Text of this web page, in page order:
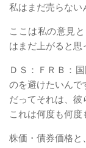
私はまだ売らない
ここは私の意見
はまだ上がると思
ＤＳ：ＦＲＢ：
のを避けたいんで
だってそれは、彼
これは何度も何度
株価・債券価格と